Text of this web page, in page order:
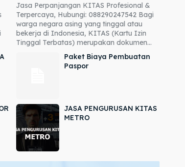
Jasa Perpanjangan KITAS Profesional &
Terpercaya, Hubungi: 088290247542 Bagi
warga negara asing yang tinggal atau
bekerja di Indonesia, KITAS (Kartu Izin
Tinggal Terbatas) merupakan dokumen...
Paket Biaya Pembuatan
Paspor
JASA PENGURUSAN KITAS
METRO